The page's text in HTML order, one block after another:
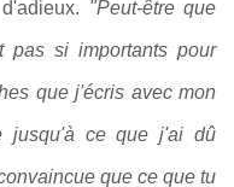
"Peut-être que
pas si importants pour
que j'écris avec mon
jusqu'à ce que j'ai dû
que ce que tu